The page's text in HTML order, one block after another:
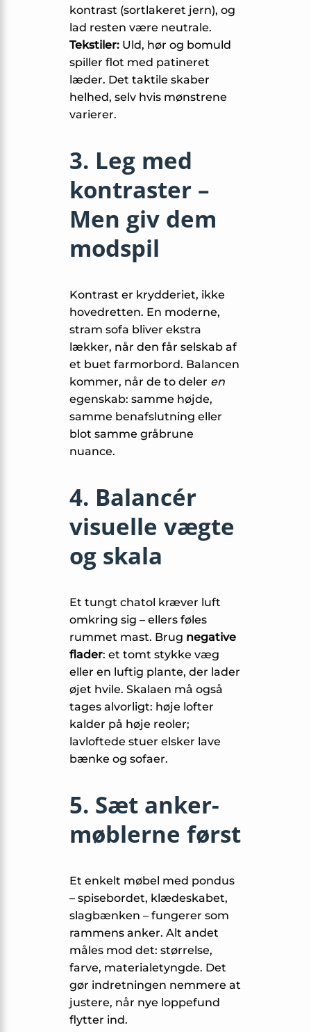
kontrast (sortlakeret jern), og
lad resten være neutrale.
Tekstiler: Uld, hør og bomuld
spiller flot med patineret
læder. Det taktile skaber
helhed, selv hvis mønstrene
varierer.
3. Leg med
kontraster –
Men giv dem
modspil
Kontrast er krydderiet, ikke
hovedretten. En moderne,
stram sofa bliver ekstra
lækker, når den får selskab af
et buet farmor­bord. Balancen
kommer, når de to deler en
egenskab: samme højde,
samme benafslutning eller
blot samme gråbrune
nuance.
4. Balancér
visuelle vægte
og skala
Et tungt chatol kræver luft
omkring sig – ellers føles
rummet mast. Brug negative
flader: et tomt stykke væg
eller en luftig plante, der lader
øjet hvile. Skalaen må også
tages alvorligt: høje lofter
kalder på høje reoler;
lavloftede stuer elsker lave
bænke og sofaer.
5. Sæt anker­
møblerne først
Et enkelt møbel med pondus
– spisebordet, klædeskabet,
slagbænken – fungerer som
rammens anker. Alt andet
måles mod det: størrelse,
farve, materialetyngde. Det
gør indretningen nemmere at
justere, når nye loppefund
flytter ind.